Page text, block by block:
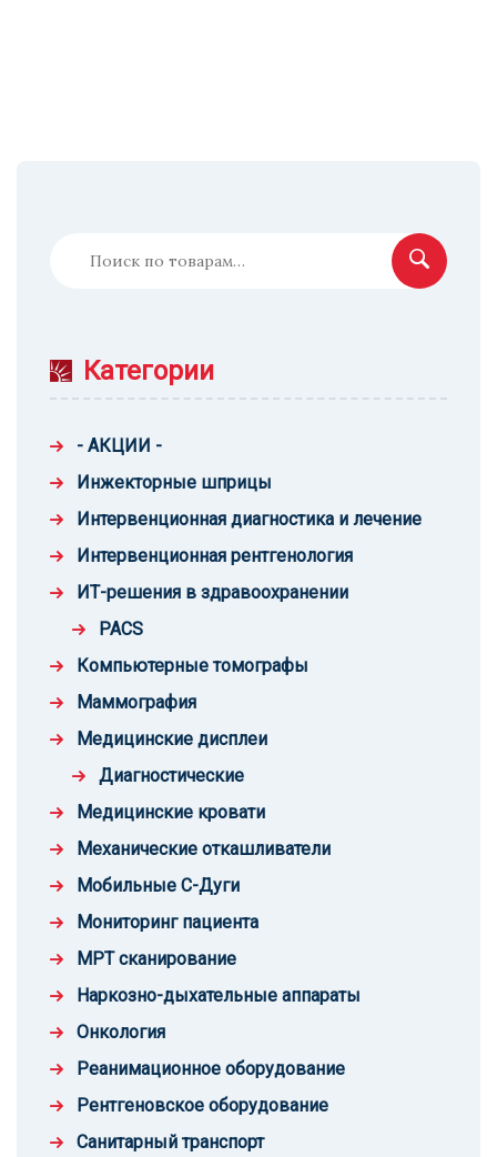
Категории
- АКЦИИ -
Инжекторные шприцы
Интервенционная диагностика и лечение
Интервенционная рентгенология
ИТ-решения в здравоохранении
PACS
Компьютерные томографы
Маммография
Медицинские дисплеи
Диагностические
Медицинские кровати
Механические откашливатели
Мобильные С-Дуги
Мониторинг пациента
МРТ сканирование
Наркозно-дыхательные аппараты
Онкология
Реанимационное оборудование
Рентгеновское оборудование
Санитарный транспорт